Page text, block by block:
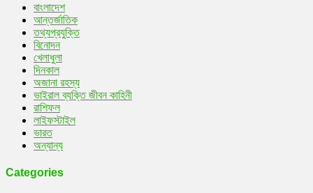
বাংলাদেশ
আন্তর্জাতিক
তথ্যপ্রযুক্তি
বিনোদন
খেলাধুলা
দিনকাল
অজানা রহস্য
ভাইরাল ব্যক্তি জীবন কাহিনী
রাশিফল
লাইফস্টাইল
ভারত
অন্যান্য
Categories